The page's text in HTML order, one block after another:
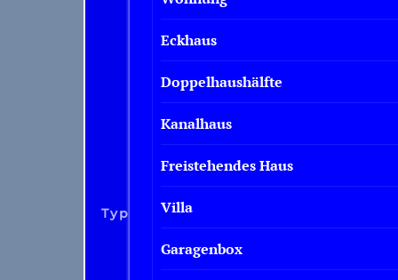
Haftung Onroerend Goed
Geschäftsführerhaftung für Immobilien
Typ
Eckhaus
Doppelhaushälfte
Kanalhaus
Freistehendes Haus
Villa
Garagenbox